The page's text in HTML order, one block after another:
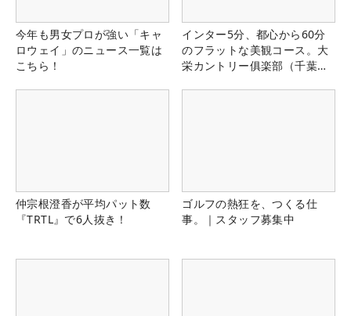
今年も男女プロが強い「キャ
ロウェイ」のニュース一覧は
こちら！
インター5分、都心から60分
のフラットな美観コース。大
栄カントリー俱楽部（千葉
仲宗根澄香が平均パット数
『TRTL』で6人抜き！
ゴルフの熱狂を、つくる仕
事。｜スタッフ募集中